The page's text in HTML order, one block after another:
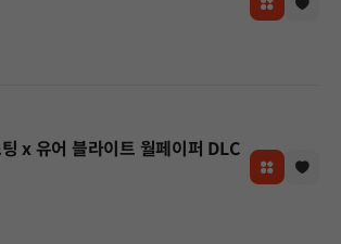
x 유어 블라이트 월페이퍼 DLC